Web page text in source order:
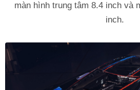
màn hình trung tâm 8.4 inch và
inch.